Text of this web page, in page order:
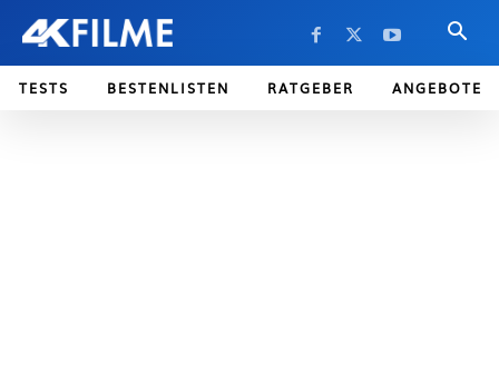
TESTS BESTENLISTEN RATGEBER ANGEBOTE